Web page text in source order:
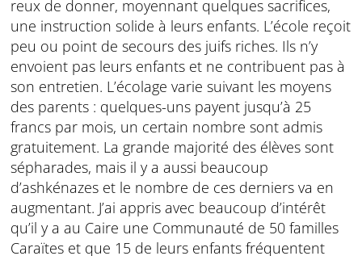
reux de donner, moyennant quelques sacrifices,
une instruction solide à leurs en­fants. L’école reçoit
peu ou point de secours des juifs riches. Ils n’y
envoient pas leurs enfants et ne contribuent pas à
son entretien. L’écolage varie suivant les moyens
des parents : quelques-uns payent jus­qu’à 25
francs par mois, un certain nombre sont admis
gratuitement. La grande majorité des élèves sont
sépharades, mais il y a aussi beaucoup
d’ashkénazes et le nombre de ces derniers va en
augmentant. J’ai appris avec beaucoup d’intérêt
qu’il y a au Caire une Communauté de 50 familles
Caraïtes et que 15 de leurs enfants fréquentent